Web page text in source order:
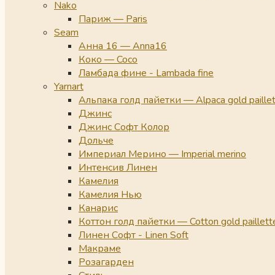
Nako
Париж — Paris
Seam
Анна 16 — Anna16
Коко — Coco
Ламбада фине - Lambada fine
Yarnart
Альпака голд пайетки — Alpaca gold
Джинс
Джинс Софт Колор
Дольче
Империал Мерино — Imperial merino
Интенсив Линен
Камелия
Камелия Нью
Канарис
Коттон голд пайетки — Cotton gold
Линен Софт - Linen Soft
Макраме
Розагарден